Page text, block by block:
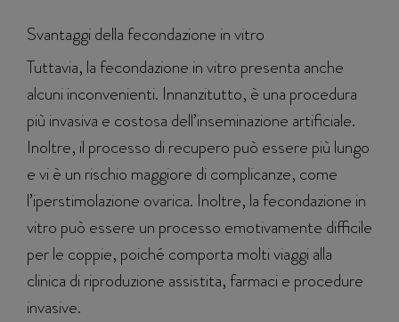
Svantaggi della fecondazione in vitro
Tuttavia, la fecondazione in vitro presenta anche
alcuni inconvenienti. Innanzitutto, è una procedura
più invasiva e costosa dell’inseminazione artificiale.
Inoltre, il processo di recupero può essere più lungo
e vi è un rischio maggiore di complicanze, come
l’iperstimolazione ovarica. Inoltre, la fecondazione in
vitro può essere un processo emotivamente difficile
per le coppie, poiché comporta molti viaggi alla
clinica di riproduzione assistita, farmaci e procedure
invasive.